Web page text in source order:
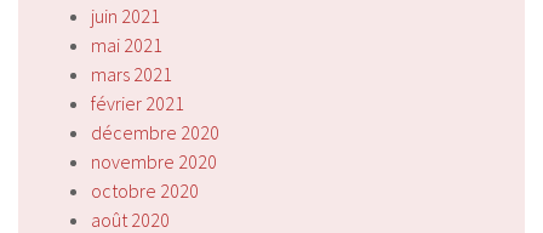
juin 2021
mai 2021
mars 2021
février 2021
décembre 2020
novembre 2020
octobre 2020
août 2020